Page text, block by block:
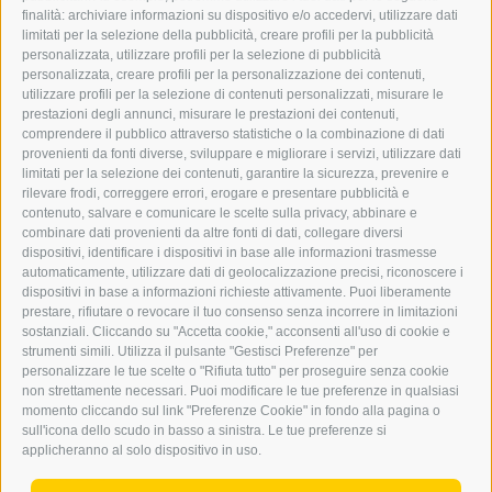
finalità: archiviare informazioni su dispositivo e/o accedervi, utilizzare dati
limitati per la selezione della pubblicità, creare profili per la pubblicità
personalizzata, utilizzare profili per la selezione di pubblicità
personalizzata, creare profili per la personalizzazione dei contenuti,
utilizzare profili per la selezione di contenuti personalizzati, misurare le
prestazioni degli annunci, misurare le prestazioni dei contenuti,
comprendere il pubblico attraverso statistiche o la combinazione di dati
provenienti da fonti diverse, sviluppare e migliorare i servizi, utilizzare dati
limitati per la selezione dei contenuti, garantire la sicurezza, prevenire e
rilevare frodi, correggere errori, erogare e presentare pubblicità e
contenuto, salvare e comunicare le scelte sulla privacy, abbinare e
combinare dati provenienti da altre fonti di dati, collegare diversi
dispositivi, identificare i dispositivi in base alle informazioni trasmesse
automaticamente, utilizzare dati di geolocalizzazione precisi, riconoscere i
dispositivi in base a informazioni richieste attivamente. Puoi liberamente
prestare, rifiutare o revocare il tuo consenso senza incorrere in limitazioni
sostanziali. Cliccando su "Accetta cookie," acconsenti all'uso di cookie e
strumenti simili. Utilizza il pulsante "Gestisci Preferenze" per
personalizzare le tue scelte o "Rifiuta tutto" per proseguire senza cookie
non strettamente necessari. Puoi modificare le tue preferenze in qualsiasi
momento cliccando sul link "Preferenze Cookie" in fondo alla pagina o
sull'icona dello scudo in basso a sinistra. Le tue preferenze si
applicheranno al solo dispositivo in uso.
GRAFIK@DERERKER.IT
INFO@DERERKER.IT
BARBARA.FONTANA@DERERKER.IT
ERKER
PUBBLICITÀ NELL’ERKER
PUBBLICITÀ ONLINE
ADDEBITO DIRETTO SEPA
REGOLAMENTO COMMENTI
ONLINE VOTING
SERVICE
EVENTI
ANNUNCI
LINK UTILI
METEO
WEBCAM
VIDEO
NECROLOGI